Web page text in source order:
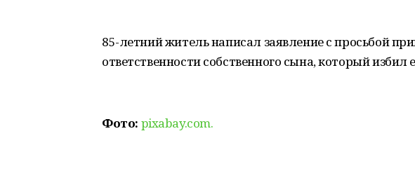
85-летний житель написал заявление с просьбой
ответственности собственного сына, который
Фото: pixabay.com.